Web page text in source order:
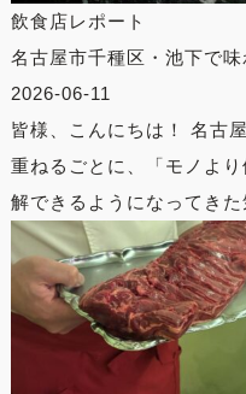
飲食店レポート
名古屋市千種区・池下で
2026-06-11
皆様、こんにちは！ 名古
重ねるごとに、「モノよ
解できるようになってき